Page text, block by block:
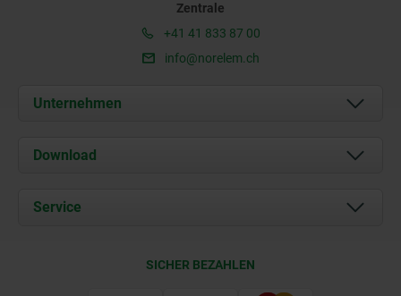
Zentrale
+41 41 833 87 00
info@norelem.ch
Unternehmen
Über uns
Kontakt
Download
Dokumente
Service
SICHER BEZAHLEN